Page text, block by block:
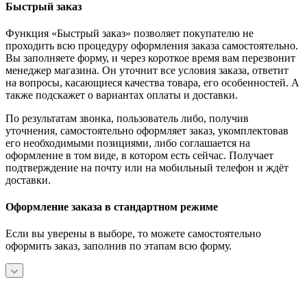
Быстрый заказ
Функция «Быстрый заказ» позволяет покупателю не
проходить всю процедуру оформления заказа самостоятельно.
Вы заполняете форму, и через короткое время вам перезвонит
менеджер магазина. Он уточнит все условия заказа, ответит
на вопросы, касающиеся качества товара, его особенностей. А
также подскажет о вариантах оплаты и доставки.
По результатам звонка, пользователь либо, получив
уточнения, самостоятельно оформляет заказ, укомплектовав
его необходимыми позициями, либо соглашается на
оформление в том виде, в котором есть сейчас. Получает
подтверждение на почту или на мобильный телефон и ждёт
доставки.
Оформление заказа в стандартном режиме
Если вы уверены в выборе, то можете самостоятельно
оформить заказ, заполнив по этапам всю форму.